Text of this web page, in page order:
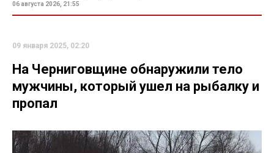
06 августа 2026, 21:55
09 января 2025, 02:20
На Черниговщине обнаружили тело
мужчины, который ушел на рыбалку и
пропал